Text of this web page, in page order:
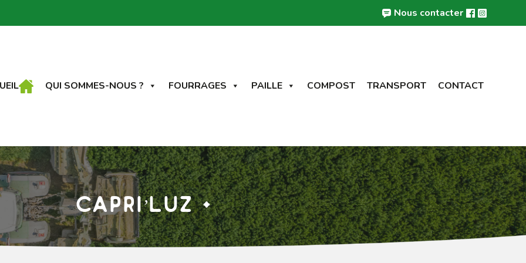
Nous contacter
QUI SOMMES-NOUS ? FOURRAGES PAILLE COMPOST TRANSPORT CONTACT
Capri’Luz +